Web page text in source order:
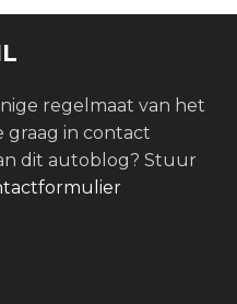
regelmaat van het
graag in contact
dit autoblog? Stuur